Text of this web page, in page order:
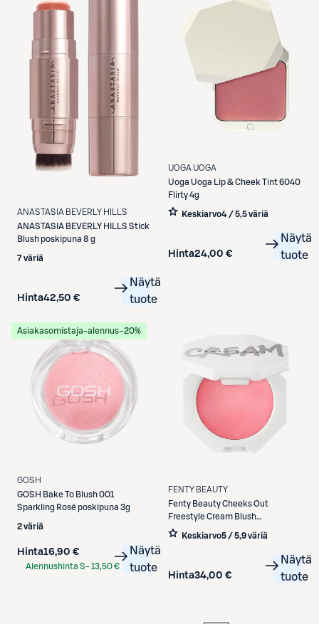
ANASTASIA BEVERLY HILLS
ANASTASIA BEVERLY HILLS Stick
Blush poskipuna 8 g
7 väriä
Hinta42,50 €
Näytä
tuote
UOGA UOGA
Uoga Uoga
Lip & Cheek Tint 6040
Flirty 4g
Keskiarvo4 / 5,5 väriä
Hinta24,00 €
Näytä
tuote
Asiakasomistaja-alennus−20%
GOSH
GOSH Bake To Blush 001
Sparkling Rosé poskipuna 3g
2 väriä
Hinta16,90 €
Alennushinta S-13,50 €
Näytä
tuote
FENTY BEAUTY
Fenty BeautyCheeks Out
Freestyle Cream Blush
voidemainen poskipuna 3 g
Keskiarvo5 / 5,9 väriä
Hinta34,00 €
Näytä
tuote